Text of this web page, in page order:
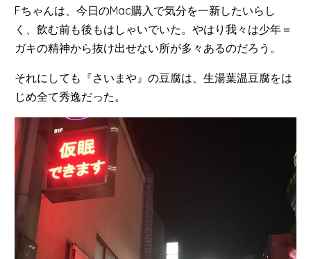
Fちゃんは、今日のMac購入で気分を一新したいらし
く、飲む前も後もはしゃいでいた。やはり我々は少年＝
ガキの精神から抜け出せない所が多々あるのだろう。
それにしても『さいまや』の豆腐は、生湯葉温豆腐をは
じめ全て秀逸だった。